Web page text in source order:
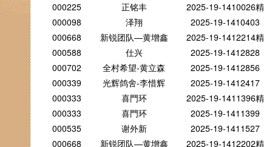
000225
正铭丰
2025-19-1410026精
000098
泽翔
2025-19-1410403
000668
新锐团队—黄增鑫
2025-19-1412214精
000588
仕兴
2025-19-1412828
000702
全村希望-黄立森
2025-19-1412856
000339
光辉鸽舍-李惜辉
2025-19-1412417
000333
喜門环
2025-19-1411396精
000333
喜門环
2025-19-1411399
000535
谢外新
2025-19-1411527
000668
新锐团队—黄增鑫
2025-19-1412202精